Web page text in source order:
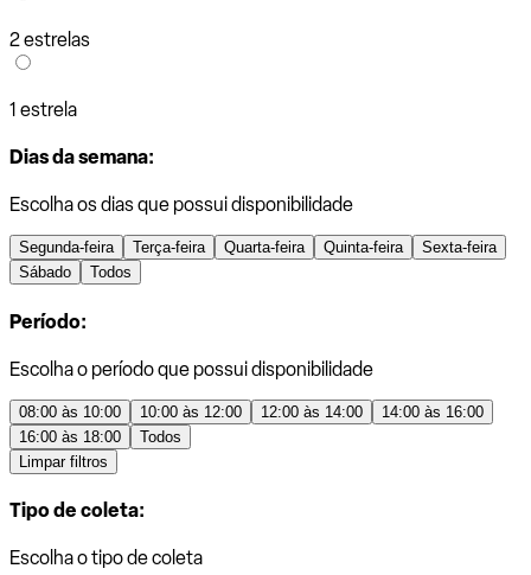
2 estrelas
1 estrela
Dias da semana:
Escolha os dias que possui disponibilidade
Segunda-feira Terça-feira Quarta-feira Quinta-feira
Sexta-feira
Sábado
Todos
Período:
Escolha o período que possui disponibilidade
08:00 às 10:00 10:00 às 12:00 12:00 às 14:00
14:00 às 16:00
16:00 às 18:00
Todos
Limpar filtros
Tipo de coleta:
Escolha o tipo de coleta